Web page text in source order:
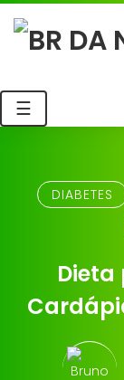
☰
DIABETES
Dieta